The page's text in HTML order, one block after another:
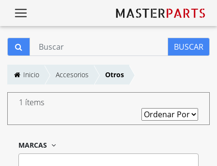
BUSCAR
Inicio Accesorios Otros
1 ítems
MARCAS